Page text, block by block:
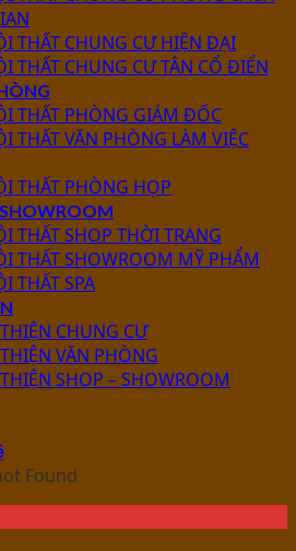
THẤT CHUNG CƯ HIỆN ĐẠI
THẤT CHUNG CƯ TÂN CỔ ĐIỂN
THẤT PHÒNG GIÁM ĐỐC
THẤT VĂN PHÒNG LÀM VIỆC
THẤT PHÒNG HỌP
THẤT SHOP THỜI TRANG
THẤT SHOWROOM MỸ PHẨM
THẤT SPA
CHUNG CƯ
VĂN PHÒNG
SHOP – SHOWROOM
Found